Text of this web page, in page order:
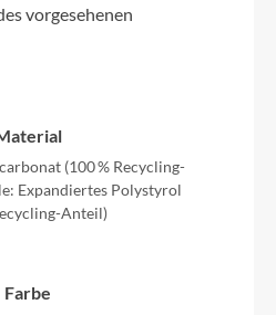
vorgesehenen
(100 % Recycling-
Expandiertes Polystyrol
Anteil)
Farbe